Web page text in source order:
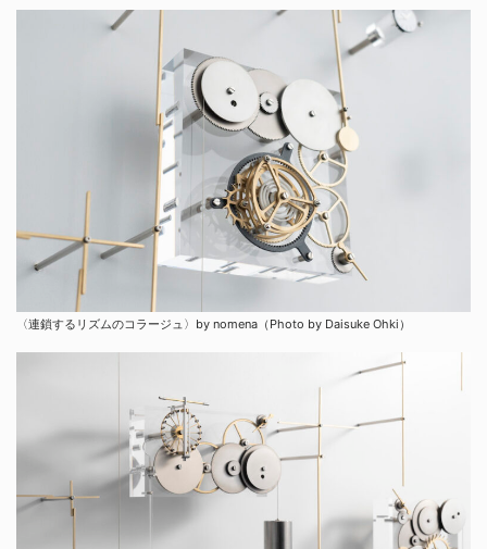
〈連鎖するリズムのコラージュ〉by nomena（Photo by Daisuke Ohki）